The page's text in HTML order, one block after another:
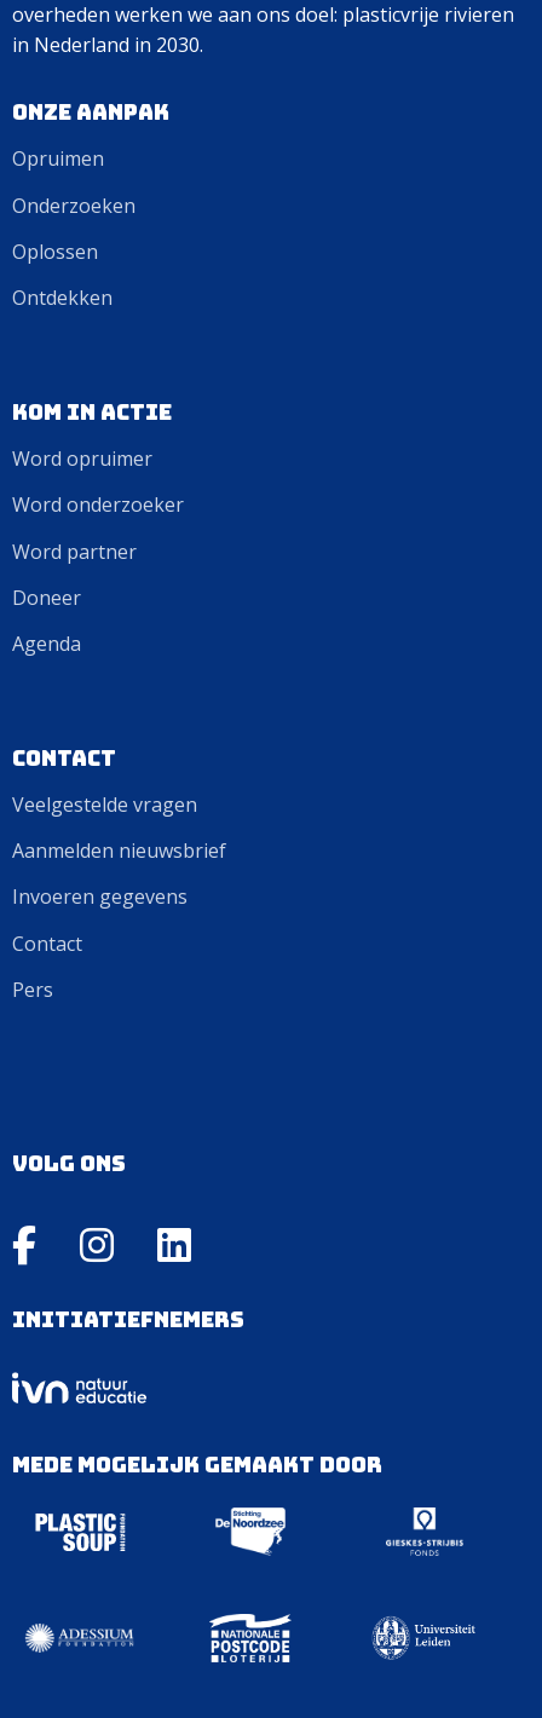
overheden werken we aan ons doel: plasticvrije rivieren
in Nederland in 2030.
Onze aanpak
Opruimen
Onderzoeken
Oplossen
Ontdekken
Kom in actie
Word opruimer
Word onderzoeker
Word partner
Doneer
Agenda
Contact
Veelgestelde vragen
Aanmelden nieuwsbrief
Invoeren gegevens
Contact
Pers
Volg ons
Initiatiefnemers
Mede mogelijk gemaakt door